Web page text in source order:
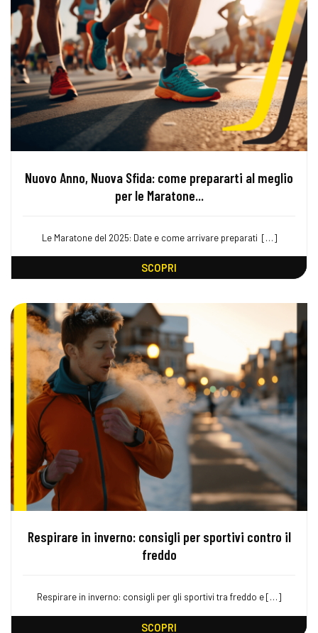
Nuovo Anno, Nuova Sfida: come prepararti al meglio
per le Maratone...
Le Maratone del 2025: Date e come arrivare preparati ​​​​ […]
SCOPRI
Respirare in inverno: consigli per sportivi contro il
freddo
Respirare in inverno: consigli per gli sportivi tra freddo e […]
SCOPRI